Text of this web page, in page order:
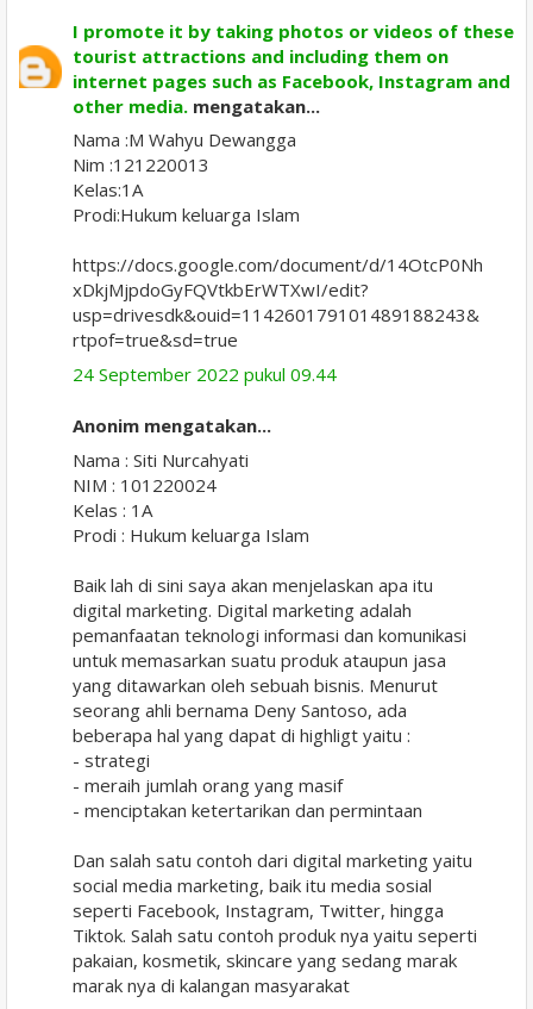
I promote it by taking photos or videos of these
tourist attractions and including them on
internet pages such as Facebook, Instagram and
other media. mengatakan...
Nama :M Wahyu Dewangga
Nim :121220013
Kelas:1A
Prodi:Hukum keluarga Islam
https://docs.google.com/document/d/14OtcP0Nh
xDkjMjpdoGyFQVtkbErWTXwI/edit?
usp=drivesdk&ouid=114260179101489188243&
rtpof=true&sd=true
24 September 2022 pukul 09.44
Anonim mengatakan...
Nama : Siti Nurcahyati
NIM : 101220024
Kelas : 1A
Prodi : Hukum keluarga Islam
Baik lah di sini saya akan menjelaskan apa itu
digital marketing. Digital marketing adalah
pemanfaatan teknologi informasi dan komunikasi
untuk memasarkan suatu produk ataupun jasa
yang ditawarkan oleh sebuah bisnis. Menurut
seorang ahli bernama Deny Santoso, ada
beberapa hal yang dapat di highligt yaitu :
- strategi
- meraih jumlah orang yang masif
- menciptakan ketertarikan dan permintaan
Dan salah satu contoh dari digital marketing yaitu
social media marketing, baik itu media sosial
seperti Facebook, Instagram, Twitter, hingga
Tiktok. Salah satu contoh produk nya yaitu seperti
pakaian, kosmetik, skincare yang sedang marak
marak nya di kalangan masyarakat